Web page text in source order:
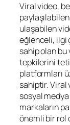
Viral video,
ulaşabilen
eğlenceli, ilgi
sahip olan bu
tepkilerini
platformları
sahiptir. Viral
sosyal
markaların
önemli bir rol